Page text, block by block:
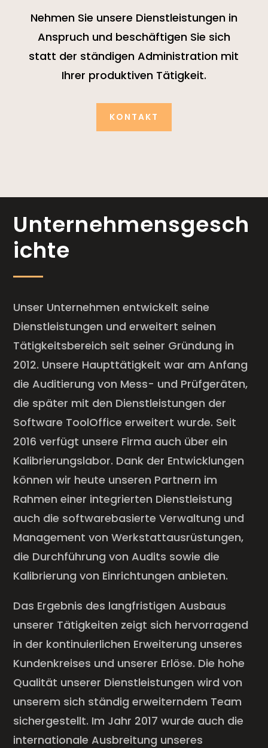
Nehmen Sie unsere Dienstleistungen in
Anspruch und beschäftigen Sie sich
statt der ständigen Administration mit
Ihrer produktiven Tätigkeit.
KONTAKT
Unternehmensgesch
ichte
Unser Unternehmen entwickelt seine
Dienstleistungen und erweitert seinen
Tätigkeitsbereich seit seiner Gründung in
2012. Unsere Haupttätigkeit war am Anfang
die Auditierung von Mess- und Prüfgeräten,
die später mit den Dienstleistungen der
Software ToolOffice erweitert wurde. Seit
2016 verfügt unsere Firma auch über ein
Kalibrierungslabor. Dank der Entwicklungen
können wir heute unseren Partnern im
Rahmen einer integrierten Dienstleistung
auch die softwarebasierte Verwaltung und
Management von Werkstattausrüstungen,
die Durchführung von Audits sowie die
Kalibrierung von Einrichtungen anbieten.
Das Ergebnis des langfristigen Ausbaus
unserer Tätigkeiten zeigt sich hervorragend
in der kontinuierlichen Erweiterung unseres
Kundenkreises und unserer Erlöse. Die hohe
Qualität unserer Dienstleistungen wird von
unserem sich ständig erweiterndem Team
sichergestellt. Im Jahr 2017 wurde auch die
internationale Ausbreitung unseres